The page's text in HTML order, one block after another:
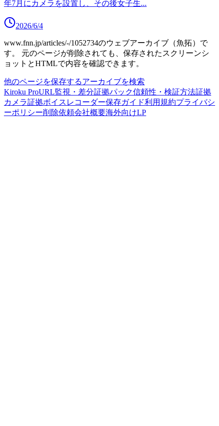
年7月にカメラを設置し、その後女子生...
2026/6/4
www.fnn.jp/articles/-/1052734のウェブアーカイブ（魚拓）で
す。
元のページが削除されても、保存されたスクリーンシ
ョットとHTMLで内容を確認できます。
他のページを保存するアーカイブを検索
Kiroku ProURL監視・差分証拠パック信頼性・検証方法証拠
カメラ証拠ボイスレコーダー保存ガイド利用規約プライバシ
ーポリシー削除依頼会社概要海外向けLP